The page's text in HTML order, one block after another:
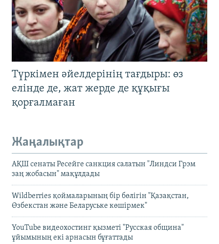
Түркімен әйелдерінің тағдыры: өз
елінде де, жат жерде де құқығы
қорғалмаған
Жаңалықтар
АҚШ сенаты Ресейге санкция салатын "Линдси Грэм
заң жобасын" мақұлдады
Wildberries қоймаларының бір бөлігін "Қазақстан,
Өзбекстан және Беларуське көшірмек"
YouTube видеохостинг қызметі "Русская община"
ұйымының екі арнасын бұғаттады